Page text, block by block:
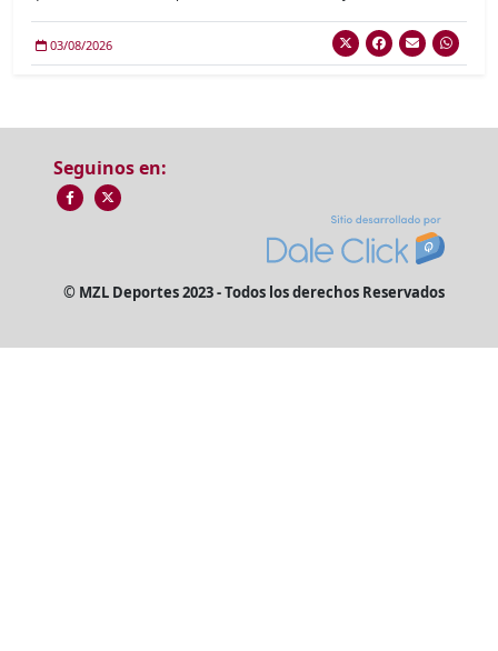
03/08/2026
Seguinos en:
© MZL Deportes 2023 - Todos los derechos Reservados